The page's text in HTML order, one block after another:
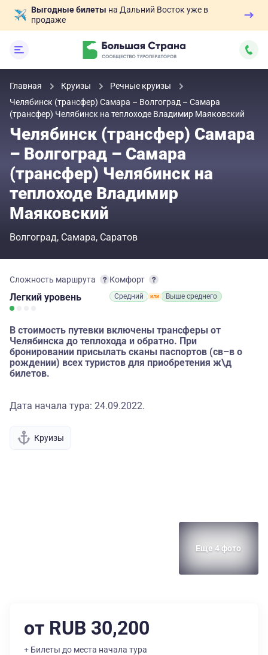
Выгодные билеты на Дальний Восток уже в
продаже
Главная Круизы
Речные круизы
Челябинск (трансфер) Самара – Волгоград – Самара
(трансфер) Челябинск на теплоходе Владимир Маяковский
Челябинск (трансфер) Самара
– Волгоград – Самара
(трансфер) Челябинск на
теплоходе Владимир
Маяковский
Волгоград Самара Саратов
Сложность маршрута
Легкий уровень
Комфорт
Средний Выше среднего
В стоимость путевки включены трансферы от
Челябинска до теплохода и обратно. При
бронировании присылать сканы паспортов (св–в о
рождении) всех туристов для приобретения ж\д
билетов.
Дата начала тура: 24.09.2022.
Круизы
Еще 4 фото
от RUB 30,200
+ Билеты до места начала тура